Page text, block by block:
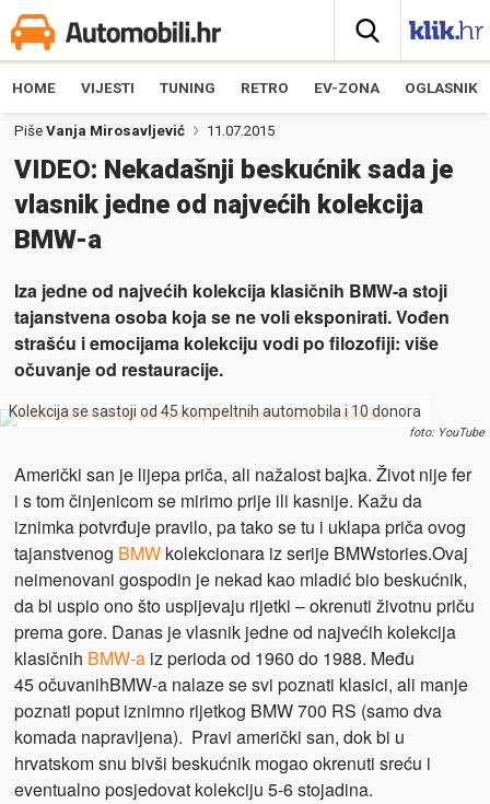
HOME VIJESTI TUNING RETRO EV-ZONA OGLASNIK
Piše Vanja Mirosavljević 11.07.2015
VIDEO: Nekadašnji beskućnik sada je
vlasnik jedne od najvećih kolekcija
BMW-a
Iza jedne od najvećih kolekcija klasičnih BMW-a stoji
tajanstvena osoba koja se ne voli eksponirati. Vođen
strašću i emocijama kolekciju vodi po filozofiji: više
očuvanje od restauracije.
Kolekcija se sastoji od 45 kompeltnih automobila i 10 donora
foto: YouTube
Američki san je lijepa priča, ali nažalost bajka. Život nije fer
i s tom činjenicom se mirimo prije ili kasnije. Kažu da
iznimka potvrđuje pravilo, pa tako se tu i uklapa priča ovog
tajanstvenog BMWkolekcionara iz serije BMWstories.Ovaj
neimenovani gospodin je nekad kao mladić bio beskućnik,
da bi uspio ono što uspijevaju rijetki –okrenuti životnu priču
prema gore. Danas je vlasnik jedne od najvećih kolekcija
klasičnih BMW-aiz perioda od 1960 do 1988. Među
45očuvanihBMW-a nalaze se svi poznati klasici, ali manje
poznati poput iznimno rijetkog BMW 700 RS (samo dva
komada napravljena). Pravi američki san, dok bi u
hrvatskom snu bivši beskućnik mogao okrenuti sreću i
eventualno posjedovat kolekciju 5-6 stojadina.